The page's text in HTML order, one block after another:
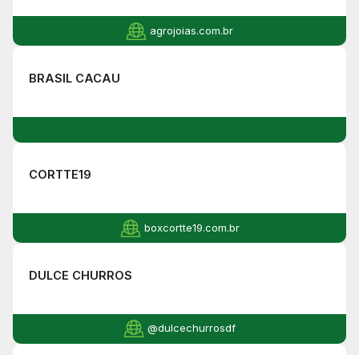
agrojoias.com.br
BRASIL CACAU
CORTTE19
boxcortte19.com.br
DULCE CHURROS
@dulcechurrosdf